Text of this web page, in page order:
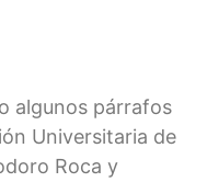
algunos párrafos
Universitaria de
Roca y